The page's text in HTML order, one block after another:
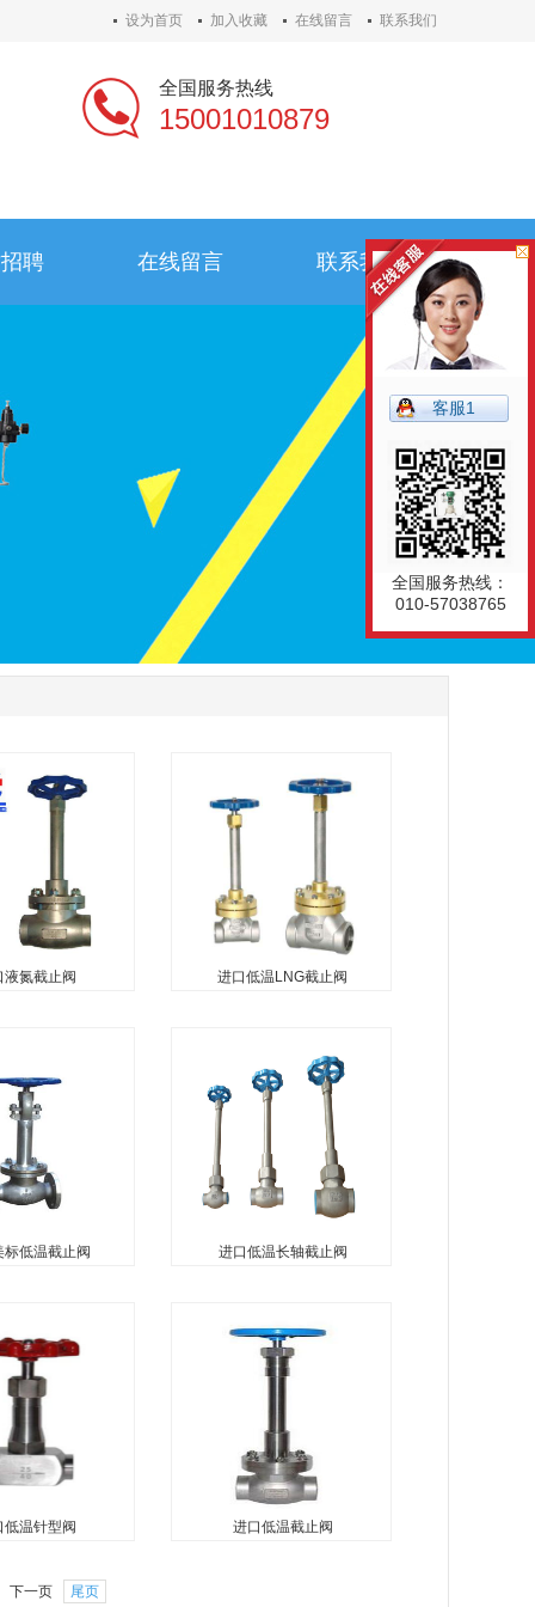
设为首页 加入收藏 在线留言 联系我们
全国服务热线
15001010879
聘 在线留言 联系我们
液氮截止阀
不锈钢截止阀，
液体（主要包括
液氩、液态烃和
LO2、LN2、
进口低温LNG截止阀
截止阀，液氮截止阀，液氧截
止阀，液氩截止阀，液化天然
气截止阀，是指用于低温液体
LNG贮运设备的管理系统的截
止阀，具有开关灵活、密封可
靠的特点，...
标低温截止阀
完全符合美国国
B16.34的产品。
以下的LO2、
LNG、LHe等其它
路...
进口低温长轴截止阀
低温介质和深冷的管路系统，
具有开关灵活、密封可靠的特
上切断和流通介质做切断和联
通控制。广泛用于LO2、
LN2、LAr、...
低温针型阀
阀是一种可以精
进口低温截止阀
下一页 尾页
客服1
全国服务热线：
010-57038765